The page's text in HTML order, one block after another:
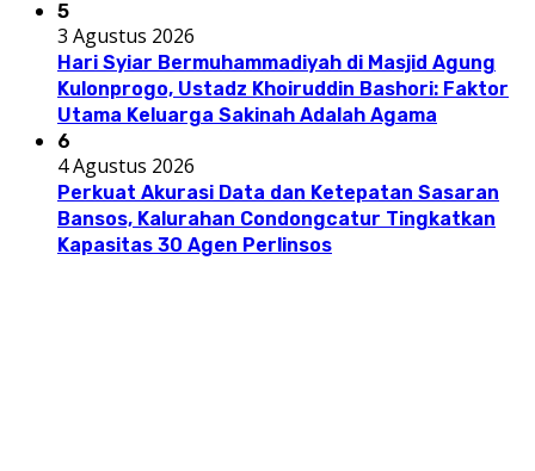
5
3 Agustus 2026
Hari Syiar Bermuhammadiyah di Masjid Agung
Kulonprogo, Ustadz Khoiruddin Bashori: Faktor
Utama Keluarga Sakinah Adalah Agama
6
4 Agustus 2026
Perkuat Akurasi Data dan Ketepatan Sasaran
Bansos, Kalurahan Condongcatur Tingkatkan
Kapasitas 30 Agen Perlinsos